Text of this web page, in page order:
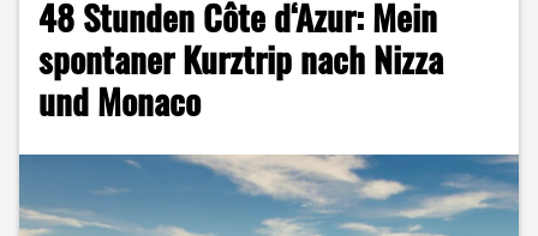
48 Stunden Côte d‘Azur: Mein
spontaner Kurztrip nach Nizza
und Monaco